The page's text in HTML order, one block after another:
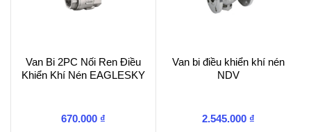
Van Bi 2PC Nối Ren Điều
Khiển Khí Nén EAGLESKY
670.000 ₫
Van bi điều khiển khí nén
NDV
2.545.000 ₫